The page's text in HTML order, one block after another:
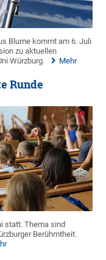
Blume kommt am 6. Juli
zu aktuellen
Würzburg.
Mehr
Runde
statt. Thema sind
Berühmtheit.